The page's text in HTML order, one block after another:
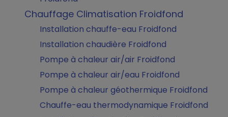
Chauffage Climatisation Froidfond
Installation chauffe-eau Froidfond
Installation chaudière Froidfond
Pompe à chaleur air/air Froidfond
Pompe à chaleur air/eau Froidfond
Pompe à chaleur géothermique Froidfond
Chauffe-eau thermodynamique Froidfond